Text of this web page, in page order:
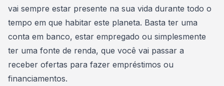
vai sempre estar presente na sua vida durante todo o
tempo em que habitar este planeta. Basta ter uma
conta em banco, estar empregado ou simplesmente
ter uma fonte de renda, que você vai passar a
receber ofertas para fazer empréstimos ou
financiamentos.